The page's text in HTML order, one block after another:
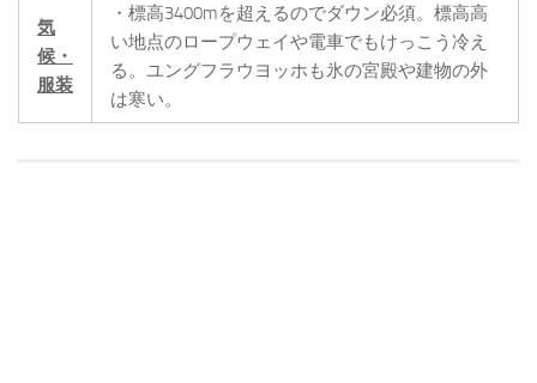
気
候・
服装
・標高3400mを超えるのでダウン必須。標高高
い地点のロープウェイや電車でもけっこう冷え
る。ユングフラウヨッホも氷の宮殿や建物の外
は寒い。